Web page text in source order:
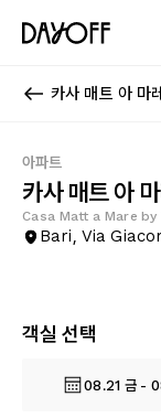
카사 매트 아 마
아파트
카사 매트 아
Casa Matt a Mare
Bari, Via
객실 선택
08.21 금 -